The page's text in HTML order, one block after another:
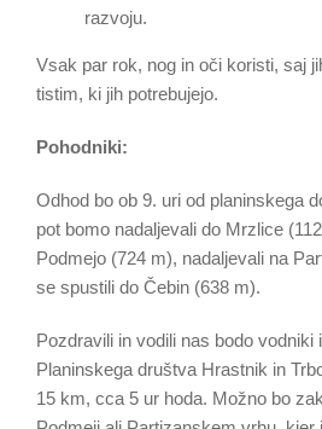
razvoju.
Vsak par rok, nog in oči koristi, saj
tistim, ki jih potrebujejo.
Pohodniki:
Odhod bo ob 9. uri od planinskega
pot bomo nadaljevali do Mrzlice
Podmejo (724 m), nadaljevali na
se spustili do Čebin (638 m).
Pozdravili in vodili nas bodo vodniki
Planinskega društva Hrastnik in
15 km, cca 5 ur hoda. Možno bo